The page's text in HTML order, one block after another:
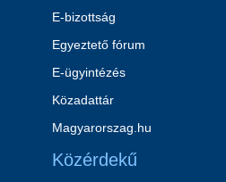
E-bizottság
Egyeztető fórum
E-ügyintézés
Közadattár
Magyarorszag.hu
Közérdekű